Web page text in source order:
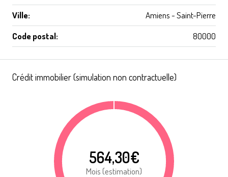
Ville:
Amiens - Saint-Pierre
Code postal:
80000
Crédit immobilier (simulation non contractuelle)
564,30€
Mois (estimation)